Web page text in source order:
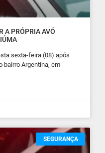
A PRÓPRIA AVÓ
sexta-feira (08) após
bairro Argentina, em
SEGURANÇA